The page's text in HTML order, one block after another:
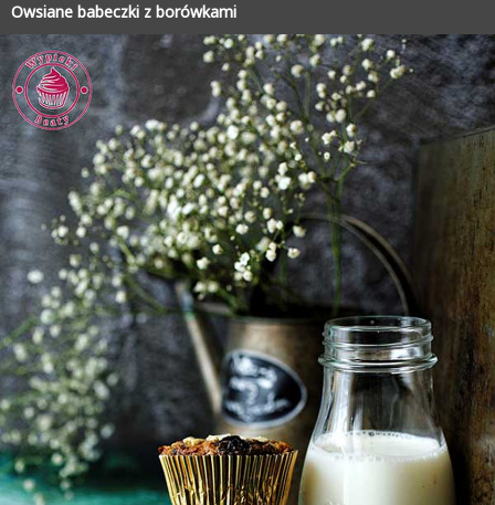
Owsiane babeczki z borówkami